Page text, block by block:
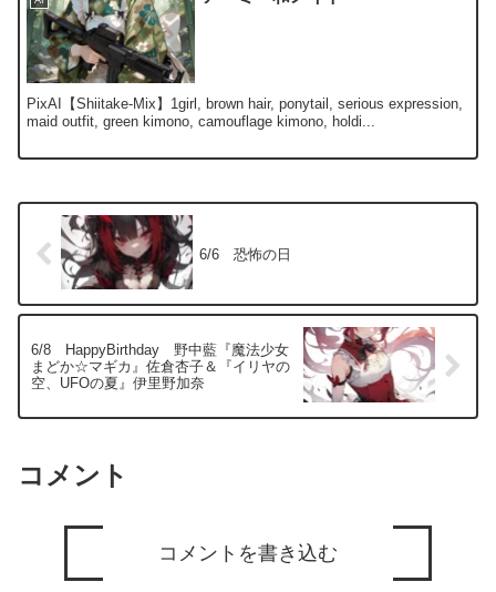
PixAI【Shiitake-Mix】1girl, brown hair, ponytail, serious expression,
maid outfit, green kimono, camouflage kimono, holdi...
6/6 恐怖の日
6/8 HappyBirthday 野中藍『魔法少女
まどか☆マギカ』佐倉杏子＆『イリヤの
空、UFOの夏』伊里野加奈
コメント
コメントを書き込む